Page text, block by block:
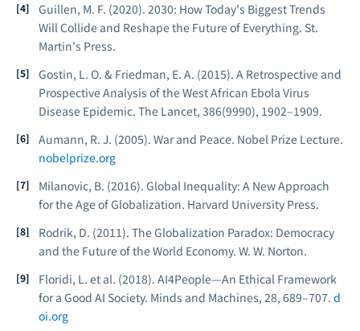
Guillen, M. F. (2020). 2030: How Today's Biggest Trends
Will Collide and Reshape the Future of Everything. St.
Martin's Press.
Gostin, L. O. & Friedman, E. A. (2015). A Retrospective and
Prospective Analysis of the West African Ebola Virus
Disease Epidemic. The Lancet, 386(9990), 1902–1909.
Aumann, R. J. (2005). War and Peace. Nobel Prize Lecture.
nobelprize.org
Milanovic, B. (2016). Global Inequality: A New Approach
for the Age of Globalization. Harvard University Press.
Rodrik, D. (2011). The Globalization Paradox: Democracy
and the Future of the World Economy. W. W. Norton.
Floridi, L. et al. (2018). AI4People—An Ethical Framework
for a Good AI Society. Minds and Machines, 28, 689–707. d
oi.org